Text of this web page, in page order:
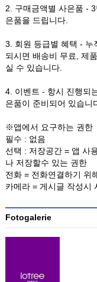
2. 구매금액별 사은품 -
은품을 드립니다.
3. 회원 등급별 혜택 - 누
되시면 배송비 무료, 제
실 수 있습니다.
4. 이벤트 - 항시 진행되
은품이 준비되어 있습니
※앱에서 요구하는 권한
필수 : 없음
선택 : 저장공간 = 앱 사
나 저장할수 있는 권한
전화 = 전화연결하기 위
카메라 = 게시글 작성시
Fotogalerie